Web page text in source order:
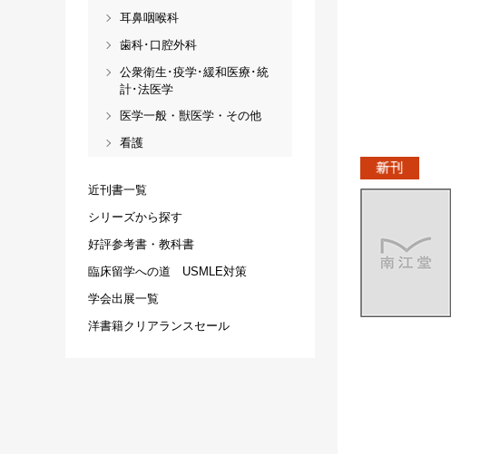
耳鼻咽喉科
歯科･口腔外科
公衆衛生･疫学･緩和医療･統
計･法医学
医学一般・獣医学・その他
看護
近刊書一覧
シリーズから探す
好評参考書・教科書
臨床留学への道 USMLE対策
学会出展一覧
洋書籍クリアランスセール